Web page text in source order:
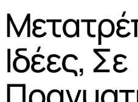
Ιδέες, Σε